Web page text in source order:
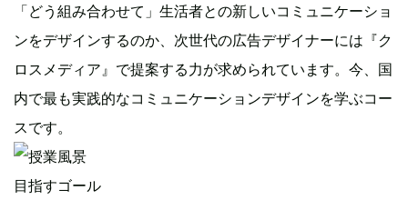
「どう組み合わせて」生活者との新しいコミュニケーショ
ンをデザインするのか、次世代の広告デザイナーには『ク
ロスメディア』で提案する力が求められています。今、国
内で最も実践的なコミュニケーションデザインを学ぶコー
スです。
目指すゴール